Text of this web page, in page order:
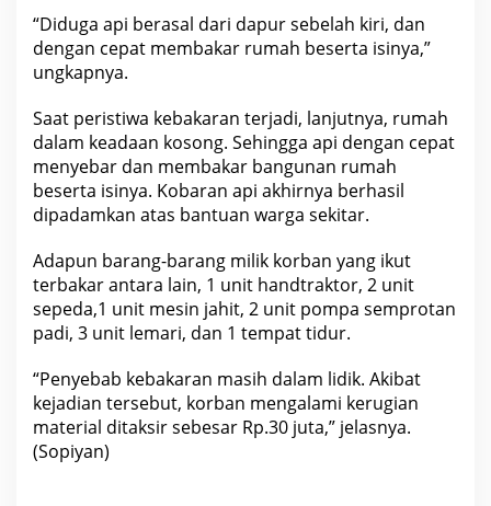
a
“Diduga api berasal dari dapur sebelah kiri, dan
dengan cepat membakar rumah beserta isinya,”
ungkapnya.
Saat peristiwa kebakaran terjadi, lanjutnya, rumah
dalam keadaan kosong. Sehingga api dengan cepat
menyebar dan membakar bangunan rumah
beserta isinya. Kobaran api akhirnya berhasil
dipadamkan atas bantuan warga sekitar.
Adapun barang-barang milik korban yang ikut
terbakar antara lain, 1 unit handtraktor, 2 unit
sepeda,1 unit mesin jahit, 2 unit pompa semprotan
padi, 3 unit lemari, dan 1 tempat tidur.
“Penyebab kebakaran masih dalam lidik. Akibat
kejadian tersebut, korban mengalami kerugian
material ditaksir sebesar Rp.30 juta,” jelasnya.
(Sopiyan)